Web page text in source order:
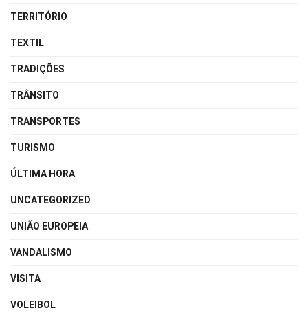
TERRITÓRIO
TEXTIL
TRADIÇÕES
TRÂNSITO
TRANSPORTES
TURISMO
ÚLTIMA HORA
UNCATEGORIZED
UNIÃO EUROPEIA
VANDALISMO
VISITA
VOLEIBOL